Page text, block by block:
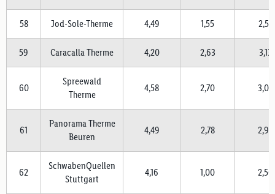
58 Jod-Sole-Therme 4,49 1,55 2,52
59 Caracalla Therme 4,20 2,63 3,13
60
Spreewald
Therme
4,58 2,70 3,03
61
Panorama Therme
Beuren
4,49 2,78 2,94
62
SchwabenQuellen
Stuttgart
4,16 1,00 2,56